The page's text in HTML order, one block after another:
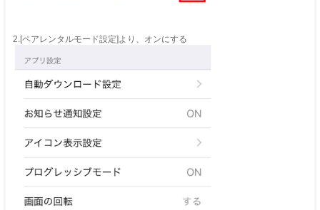
2.[ペアレンタルモード設定]より、オンにする